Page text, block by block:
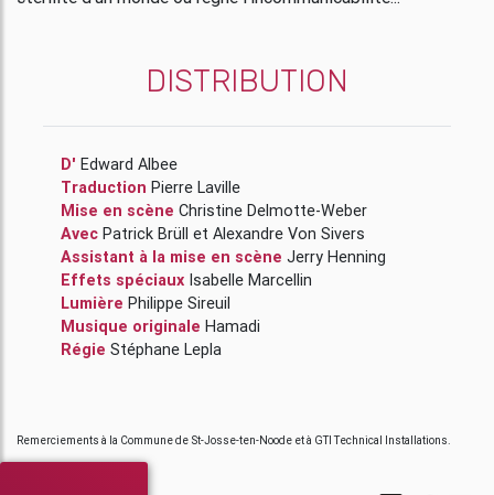
DISTRIBUTION
D' Edward Albee
Traduction Pierre Laville
Mise en scène
Christine Delmotte-Weber
Avec Patrick Brüll et
Alexandre Von Sivers
Assistant à la mise en scène Jerry Henning
Effets spéciaux Isabelle Marcellin
Lumière Philippe Sireuil
Musique originale Hamadi
Régie Stéphane Lepla
Remerciements à la Commune de St-Josse-ten-Noode et à GTI Technical Installations.